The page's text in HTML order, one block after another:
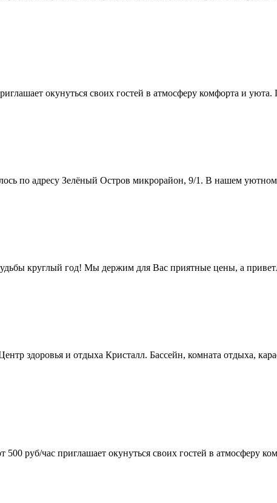
окунуться своих гостей в атмосферу комфорта и
по адресу Зелёный Остров микрорайон, 9/1. В нашем
круглый год! Мы держим для Вас приятные цены, а
здоровья и отдыха Кристалл. Бассейн, комната отдыха,
руб/час приглашает окунуться своих гостей в атмосферу